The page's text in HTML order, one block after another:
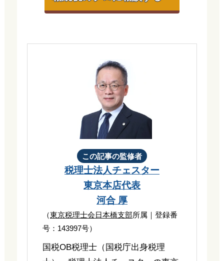
この記事の監修者
税理士法人チェスター
東京本店代表
河合 厚
（東京税理士会日本橋支部所属｜登録番
号：143997号）
国税OB税理士（国税庁出身税理